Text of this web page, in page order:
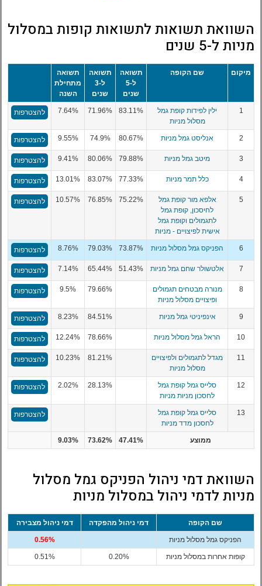
השוואת תשואות לתשואות קופות במסלול
מניות ל-5 שנים
מיקום שם הקופה
תשואה
ל-5
שנים
תשואה
ל-3
שנים
תשואה
מתחילת
השנה
1
ילין לפידות קופת גמל
מסלול מניות
83.11%
71.96%
7.64% להצטרפות
2 אנליסט גמל מניות 80.67%
74.9%
9.55% להצטרפות
3 מיטב גמל מניות 79.88%
80.06%
9.41% להצטרפות
4 כלל תמר מניות 77.33%
83.07%
13.01% להצטרפות
5
אלפא מור קופת גמל
לחיסכון, קופת גמל
לתגמולים וקופת גמל
אישית לפיצויים - מניות
75.22%
76.85%
10.57% להצטרפות
6 הפניקס גמל מסלול מניות 73.87%
79.03%
8.76% להצטרפות
7 אלטשולר שחם גמל מניות 51.43%
65.44%
7.14% להצטרפות
8
מנורה מבטחים תגמולים
ופיצויים מסלול מניות
79.66%
9.5% להצטרפות
9 אינפיניטי גמל מניות 84.51%
8.23% להצטרפות
10 הראל גמל מסלול מניות 78.66%
12.24% להצטרפות
11
מגדל לתגמולים ולפיצויים
מסלול מניות
81.21%
10.23% להצטרפות
12
סלייס גמל קופת גמל
לחסכון מניות מניות
28.13%
2.02% להצטרפות
13
סלייס גמל קופת גמל
לחסכון מדד מניות
להצטרפות
ממוצע 47.41%
73.62%
9.03%
השוואת דמי ניהול הפניקס גמל מסלול
מניות לדמי ניהול במסלול מניות
שם הקופה דמי ניהול מהפקדה דמי ניהול מצבירה
הפניקס גמל מסלול מניות 0.56%
קופות אחרות במסלול מניות 0.20%
0.51%